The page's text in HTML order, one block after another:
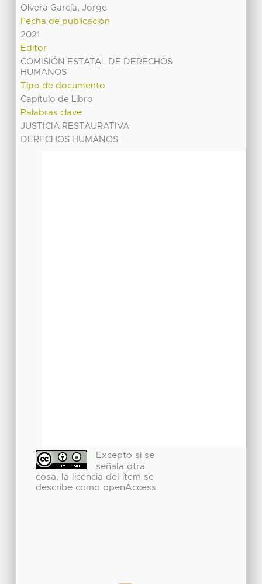
Olvera García, Jorge
Fecha de publicación
2021
Editor
COMISIÓN ESTATAL DE DERECHOS
HUMANOS
Tipo de documento
Capítulo de Libro
Palabras clave
JUSTICIA RESTAURATIVA
DERECHOS HUMANOS
Excepto si se
señala otra
cosa, la licencia del ítem se
describe como openAccess